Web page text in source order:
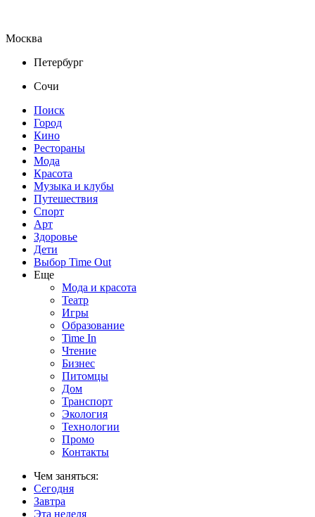
Москва
Петербург
Сочи
Поиск
Город
Кино
Рестораны
Мода
Красота
Музыка и клубы
Путешествия
Спорт
Арт
Здоровье
Дети
Выбор Time Out
Еще
Мода и красота
Театр
Игры
Образование
Time In
Чтение
Бизнес
Питомцы
Дом
Транспорт
Экология
Технологии
Промо
Контакты
Чем заняться:
Сегодня
Завтра
Эта неделя